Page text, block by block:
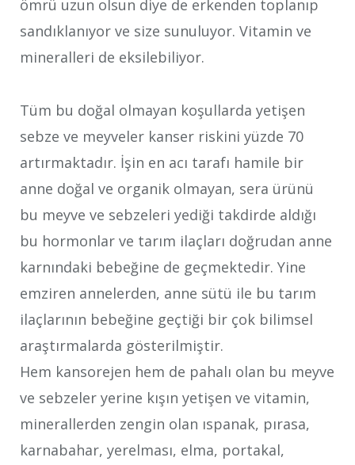
ömrü uzun olsun diye de erkenden toplanıp
sandıklanıyor ve size sunuluyor. Vitamin ve
mineralleri de eksilebiliyor.
Tüm bu doğal olmayan koşullarda yetişen
sebze ve meyveler kanser riskini yüzde 70
artırmaktadır. İşin en acı tarafı hamile bir
anne doğal ve organik olmayan, sera ürünü
bu meyve ve sebzeleri yediği takdirde aldığı
bu hormonlar ve tarım ilaçları doğrudan anne
karnındaki bebeğine de geçmektedir. Yine
emziren annelerden, anne sütü ile bu tarım
ilaçlarının bebeğine geçtiği bir çok bilimsel
araştırmalarda gösterilmiştir.
Hem kansorejen hem de pahalı olan bu meyve
ve sebzeler yerine kışın yetişen ve vitamin,
minerallerden zengin olan ıspanak, pırasa,
karnabahar, yerelması, elma, portakal,